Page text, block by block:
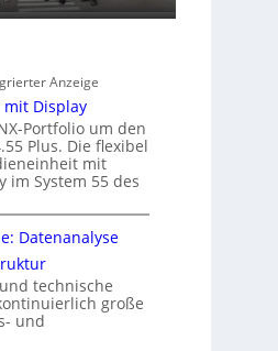
Anzeige
mit Display
Portfolio um den
Plus. Die flexibel
mit
im System 55 des
Datenanalyse
technische
große
und